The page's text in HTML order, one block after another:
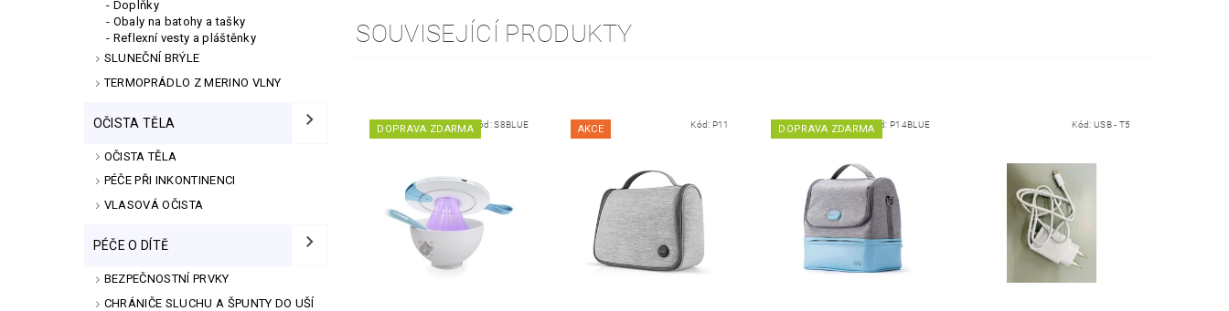
Doplňky
Obaly na batohy a tašky
Reflexní vesty a pláštěnky
SLUNEČNÍ BRÝLE
TERMOPRÁDLO Z MERINO VLNY
OČISTA TĚLA
OČISTA TĚLA
PÉČE PŘI INKONTINENCI
VLASOVÁ OČISTA
PÉČE O DÍTĚ
BEZPEČNOSTNÍ PRVKY
CHRÁNIČE SLUCHU A ŠPUNTY DO UŠÍ
SOUVISEJÍCÍ PRODUKTY
DOPRAVA ZDARMA Kód:S8BLUE AKCE Kód: P11 DOPRAVA ZDARMAKód: P14BLUE Kód:USB - T5